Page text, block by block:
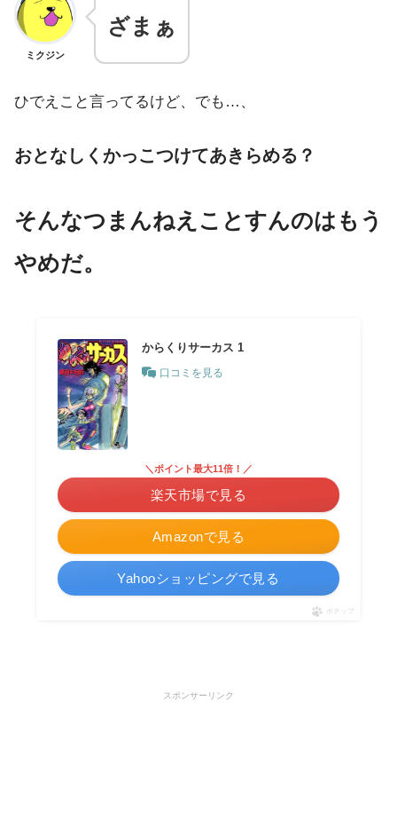
ミクジン
ざまぁ
ひでえこと言ってるけど、でも…、
おとなしくかっこつけてあきらめる？
そんなつまんねえことすんのはもう
やめだ。
からくりサーカス 1
口コミを見る
Amazonで見る
＼ポイント最大11倍！／
楽天市場で見る
Yahooショッピングで見る
ポチップ
スポンサーリンク